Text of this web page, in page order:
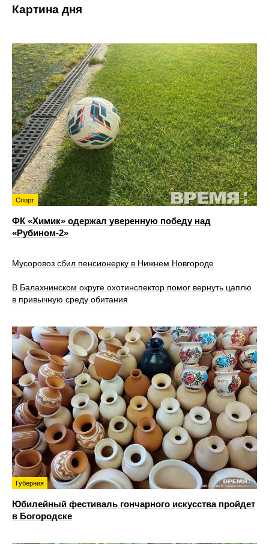
Картина дня
Спорт
ФК «Химик» одержал уверенную победу над
«Рубином‑2»
Мусоровоз сбил пенсионерку в Нижнем Новгороде
В Балахнинском округе охотинспектор помог вернуть цаплю
в привычную среду обитания
Губерния
Юбилейный фестиваль гончарного искусства пройдет
в Богородске